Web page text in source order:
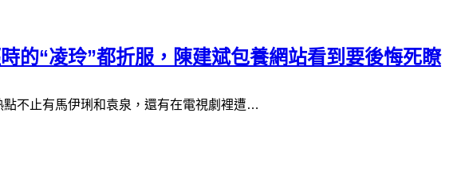
的“凌玲”都折服，陳建斌包養網站看到要後悔死瞭
點不止有馬伊琍和袁泉，還有在電視劇裡遭…